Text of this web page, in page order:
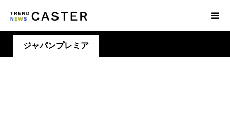
ジャパンプレミア